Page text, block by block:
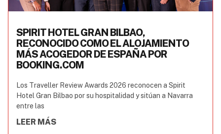
SPIRIT HOTEL GRAN BILBAO,
RECONOCIDO COMO EL ALOJAMIENTO
MÁS ACOGEDOR DE ESPAÑA POR
BOOKING.COM
Los Traveller Review Awards 2026 reconocen a Spirit
Hotel Gran Bilbao por su hospitalidad y sitúan a Navarra
entre las
LEER MÁS